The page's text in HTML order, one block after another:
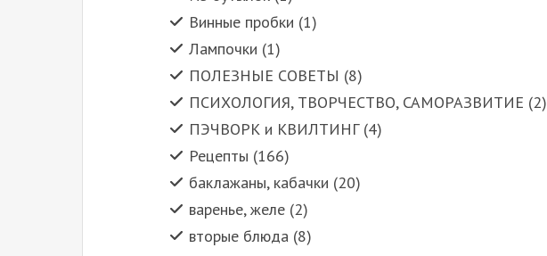
Винные пробки (1)
Лампочки (1)
ПОЛЕЗНЫЕ СОВЕТЫ (8)
ПСИХОЛОГИЯ, ТВОРЧЕСТВО, САМОРАЗВИТИЕ (2)
ПЭЧВОРК и КВИЛТИНГ (4)
Рецепты (166)
баклажаны, кабачки (20)
варенье, желе (2)
вторые блюда (8)